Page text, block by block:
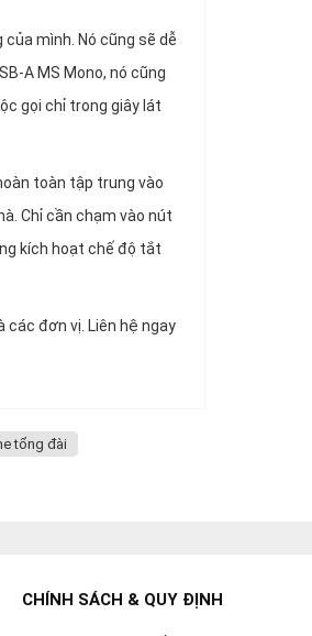
mình. Nó cũng sẽ dễ
A MS Mono, nó cũng
gọi chỉ trong giây lát
toàn tập trung vào
Chỉ cần chạm vào nút
kích hoạt chế độ tắt
các đơn vị. Liên hệ ngay
tổng đài
CHÍNH SÁCH & QUY ĐỊNH